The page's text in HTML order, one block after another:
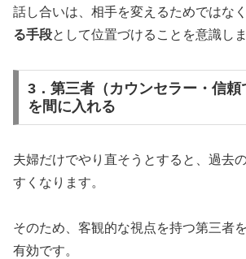
話し合いは、相手を変えるためではなく
る手段として位置づけることを意識しま
3．第三者（カウンセラー・信頼
を間に入れる
夫婦だけでやり直そうとすると、過去
すくなります。
そのため、客観的な視点を持つ第三者
有効です。